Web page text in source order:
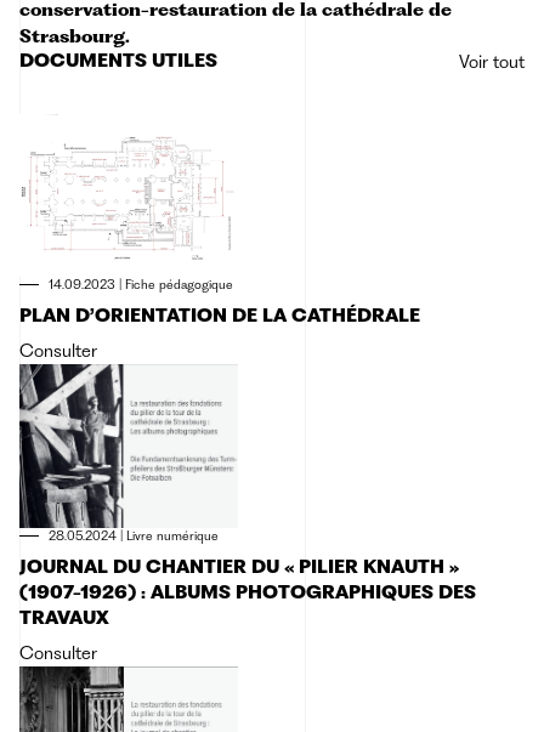
conservation-restauration de la cathédrale de
Strasbourg.
DOCUMENTS UTILES
Voir tout
14.09.2023 | Fiche pédagogique
PLAN D’ORIENTATION DE LA CATHÉDRALE
Consulter
28.05.2024 | Livre numérique
JOURNAL DU CHANTIER DU « PILIER KNAUTH »
(1907-1926) : ALBUMS PHOTOGRAPHIQUES DES
TRAVAUX
Consulter